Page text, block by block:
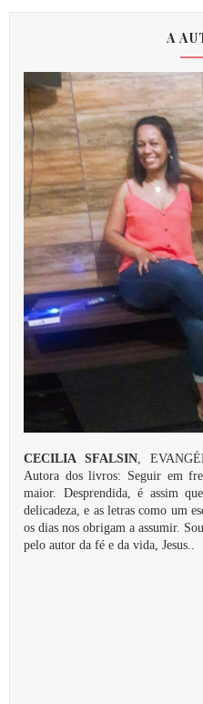
A
CECILIA SFALSIN,
Autora dos livros: Seguir em
maior. Desprendida, é assim
delicadeza, e as letras como um
os dias nos obrigam a assumir.
pelo autor da fé e da vida, Jesus..